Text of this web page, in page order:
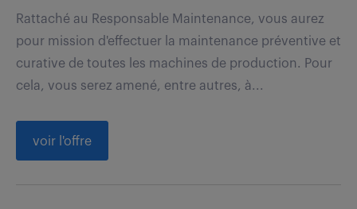
Rattaché au Responsable Maintenance, vous aurez
pour mission d'effectuer la maintenance préventive et
curative de toutes les machines de production. Pour
cela, vous serez amené, entre autres, à...
voir l'offre